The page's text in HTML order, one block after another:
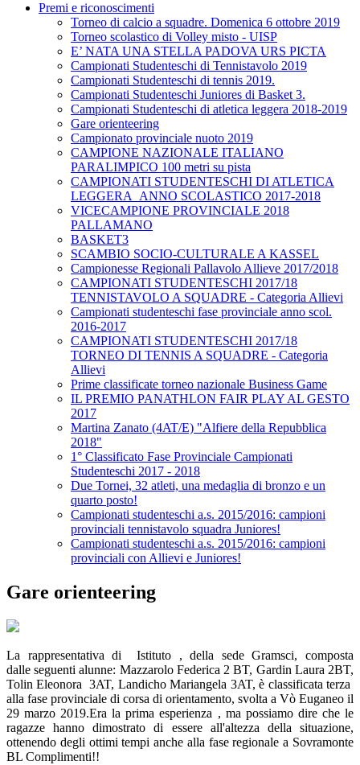
Premi e riconoscimenti
Torneo di calcio a squadre. Domenica 6 ottobre 2019
Torneo scolastico di Volley misto - UISP
E’ NATA UNA STELLA PADOVA URS PICTA
Campionati Studenteschi di Tennistavolo 2019
Campionati Studenteschi di tennis 2019.
Campionati Studenteschi Juniores di Basket 3.
Campionati Studenteschi di atletica leggera 2018-2019
Gare orienteering
Campionato provinciale nuoto 2019
CAMPIONE NAZIONALE ITALIANO
PARALIMPICO 100 metri su pista
CAMPIONATI STUDENTESCHI DI ATLETICA
LEGGERA ANNO SCOLASTICO 2017-2018
VICECAMPIONE PROVINCIALE 2018
PALLAMANO
BASKET3
SCAMBIO SOCIO-CULTURALE A KASSEL
Campionesse Regionali Pallavolo Allieve 2017/2018
CAMPIONATI STUDENTESCHI 2017/18
TENNISTAVOLO A SQUADRE - Categoria Allievi
Campionati studenteschi fase provinciale anno scol.
2016-2017
CAMPIONATI STUDENTESCHI 2017/18
TORNEO DI TENNIS A SQUADRE - Categoria
Allievi
Prime classificate torneo nazionale Business Game
IL PREMIO PANATHLON FAIR PLAY AL GESTO
2017
Martina Zanato (4AT/E) "Alfiere della Repubblica
2018"
1° Classificato Fase Provinciale Campionati
Studenteschi 2017 - 2018
Due Tornei, 32 atleti, una medaglia di bronzo e un
quarto posto!
Campionati studenteschi a.s. 2015/2016: campioni
provinciali tennistavolo squadra Juniores!
Campionati studenteschi a.s. 2015/2016: campioni
provinciali con Allievi e Juniores!
Gare orienteering
La rappresentativa di Istituto , della sede Gramsci, composta
dalle seguenti alunne: Mazzarolo Federica 2 BT, Gardin Laura 2BT,
Tolin Eleonora 3AT, Landicho Mariangela 3AT, è classificata terza
alla fase provinciale di corsa di orientamento, svolta a Vò Euganeo il
29 marzo 2019.Era la prima esperienza , ma possiamo dire che le
ragazze hanno dimostrato di essere all'altezza della situazione,
ottenendo degli ottimi tempi anche alla fase regionale a Sovramonte
BL Complimenti!!